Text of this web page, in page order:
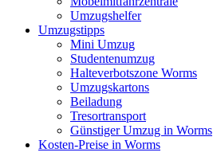
Umzugshelfer
Umzugstipps
Mini Umzug
Studentenumzug
Halteverbotszone Worms
Umzugskartons
Beiladung
Tresortransport
Günstiger Umzug in Worms
Kosten-Preise in Worms